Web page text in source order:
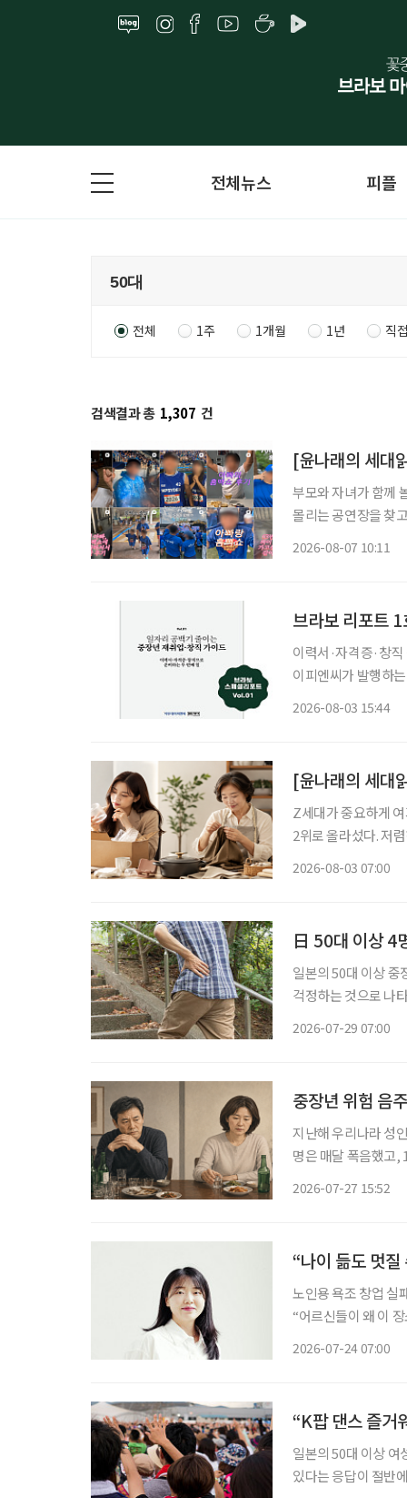
전체뉴스 피플
전체 1주 1개월 1년 직
검색결과 총 1,307 건
부모와 자녀가 함께
몰리는 공연장을 찾
2026-08-07 10:11
브라보 리포트
이력서·자격증·창직
이피엔씨가 발행하
2026-08-03 15:44
[윤나래의 세대
Z세대가 중요하게
2위로 올라섰다. 저
2026-08-03 07:00
日 50대 이상 4
일본의 50대 이상 중
걱정하는 것으로 나
2026-07-29 07:00
중장년 위험 음
지난해 우리나라 성
명은 매달 폭음했고,
2026-07-27 15:52
“나이 듦도 멋
노인용 욕조 창업 실
“어르신들이 왜 이 장소에 나와 계신
2026-07-24 07:00
“K팝 댄스 즐거
일본의 50대 이상 여
있다는 응답이 절반